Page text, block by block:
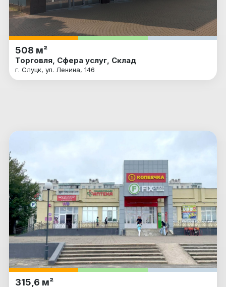
508 м²
Торговля, Сфера услуг, Склад
г. Слуцк, ул. Ленина, 146
315,6 м²